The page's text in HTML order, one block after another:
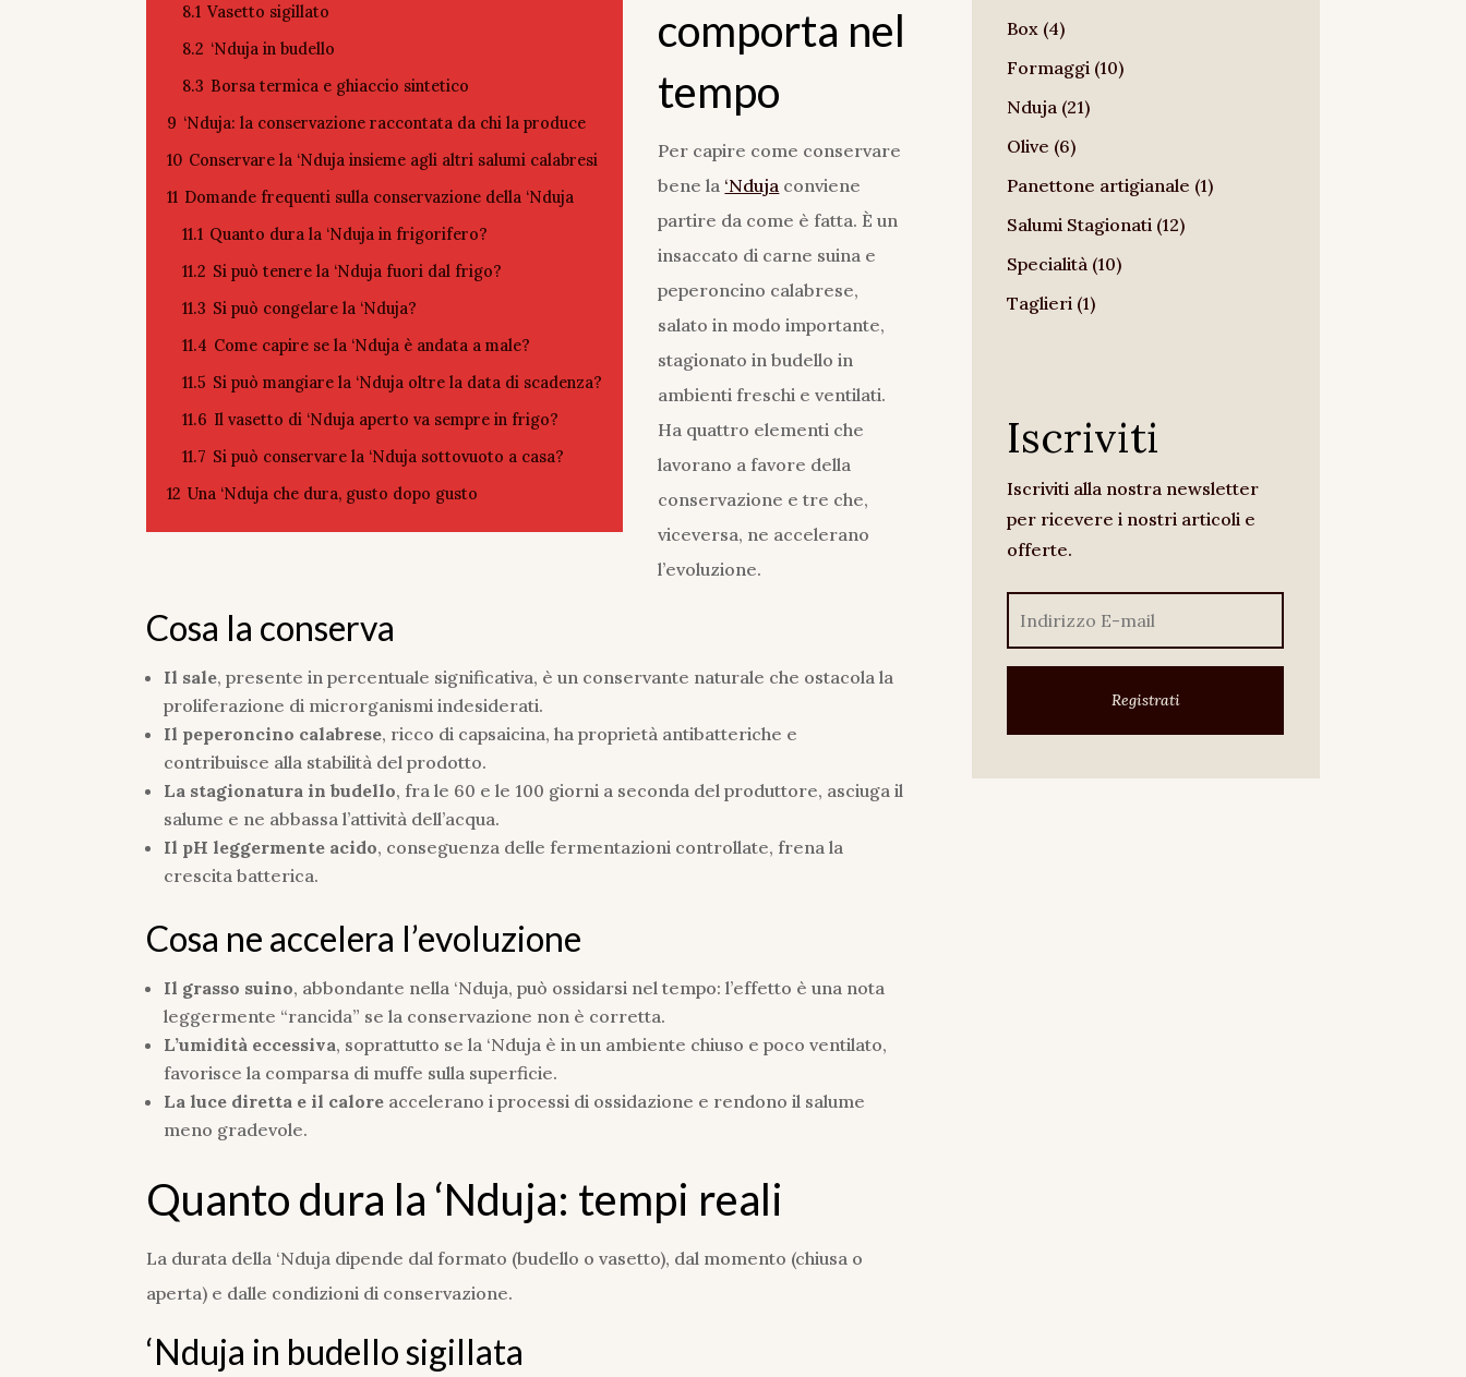
8.1 Vasetto sigillato
8.2 ‘Nduja in budello
8.3 Borsa termica e ghiaccio sintetico
9 ‘Nduja: la conservazione raccontata da chi la produce
10 Conservare la ‘Nduja insieme agli altri salumi calabresi
11 Domande frequenti sulla conservazione della ‘Nduja
11.1 Quanto dura la ‘Nduja in frigorifero?
11.2 Si può tenere la ‘Nduja fuori dal frigo?
11.3 Si può congelare la ‘Nduja?
11.4 Come capire se la ‘Nduja è andata a male?
11.5 Si può mangiare la ‘Nduja oltre la data di scadenza?
11.6 Il vasetto di ‘Nduja aperto va sempre in frigo?
11.7 Si può conservare la ‘Nduja sottovuoto a casa?
12 Una ‘Nduja che dura, gusto dopo gusto
comporta nel
tempo
Per capire come conservare
bene la ‘Nduja conviene
partire da come è fatta. È un
insaccato di carne suina e
peperoncino calabrese,
salato in modo importante,
stagionato in budello in
ambienti freschi e ventilati.
Ha quattro elementi che
lavorano a favore della
conservazione e tre che,
viceversa, ne accelerano
l’evoluzione.
Cosa la conserva
Il sale, presente in percentuale significativa, è un conservante naturale che ostacola la
proliferazione di microrganismi indesiderati.
Il peperoncino calabrese, ricco di capsaicina, ha proprietà antibatteriche e
contribuisce alla stabilità del prodotto.
La stagionatura in budello, fra le 60 e le 100 giorni a seconda del produttore, asciuga il
salume e ne abbassa l’attività dell’acqua.
Il pH leggermente acido, conseguenza delle fermentazioni controllate, frena la
crescita batterica.
Cosa ne accelera l’evoluzione
Il grasso suino, abbondante nella ‘Nduja, può ossidarsi nel tempo: l’effetto è una nota
leggermente “rancida” se la conservazione non è corretta.
L’umidità eccessiva, soprattutto se la ‘Nduja è in un ambiente chiuso e poco ventilato,
favorisce la comparsa di muffe sulla superficie.
La luce diretta e il calore accelerano i processi di ossidazione e rendono il salume
meno gradevole.
Quanto dura la ‘Nduja: tempi reali
La durata della ‘Nduja dipende dal formato (budello o vasetto), dal momento (chiusa o
aperta) e dalle condizioni di conservazione.
‘Nduja in budello sigillata
Box 44
prodotti
Formaggi 1010
Nduja 2121
Olive 66
prodotti
Panettone artigianale 11
Salumi Stagionati 1212
Specialità 1010
Taglieri 11
Iscriviti
Iscriviti alla nostra newsletter
per ricevere i nostri articoli e
offerte.
Registrati